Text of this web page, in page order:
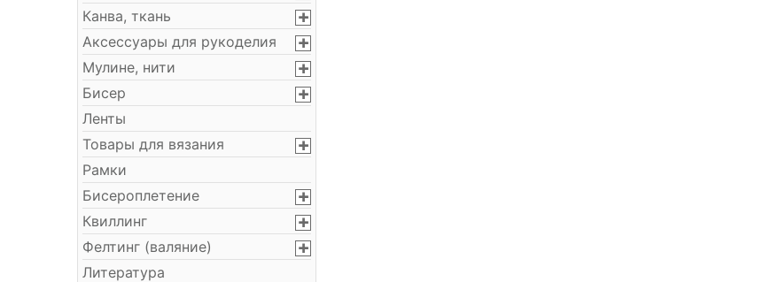
Канва, ткань
Аксессуары для рукоделия
Мулине, нити
Бисер
Ленты
Товары для вязания
Рамки
Бисероплетение
Квиллинг
Фелтинг (валяние)
Литература